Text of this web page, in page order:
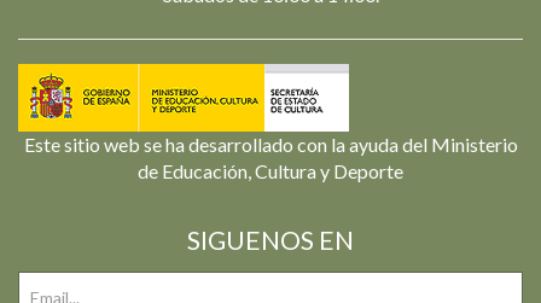
Este sitio web se ha desarrollado con la ayuda del Ministerio
de Educación, Cultura y Deporte
SIGUENOS EN